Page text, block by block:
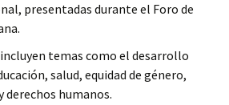
presentadas durante el Foro de
temas como el desarrollo
salud, equidad de género,
humanos.